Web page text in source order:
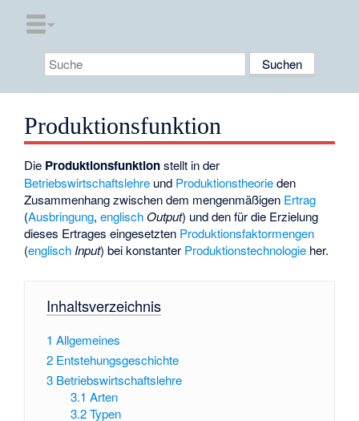
Produktionsfunktion
Die Produktionsfunktionstellt in der
Betriebswirtschaftslehre und Produktionstheorieden
Zusammenhang zwischen dem mengenmäßigen Ertrag
(Ausbringung,englisch Output) und den für die Erzielung
dieses Ertrages eingesetzten Produktionsfaktormengen
(englisch Input) bei konstanter Produktionstechnologie her.
Inhaltsverzeichnis
1 Allgemeines
2 Entstehungsgeschichte
3 Betriebswirtschaftslehre
3.1 Arten
3.2 Typen